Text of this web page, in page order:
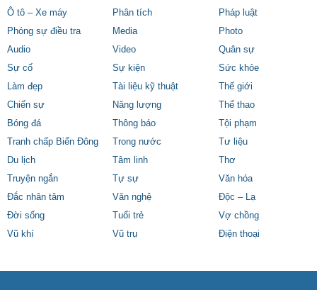
Ô tô – Xe máy
Phân tích
Pháp luật
Phóng sự điều tra
Media
Photo
Audio
Video
Quân sự
Sự cố
Sự kiện
Sức khỏe
Làm đẹp
Tài liệu kỹ thuật
Thế giới
Chiến sự
Năng lượng
Thể thao
Bóng đá
Thông báo
Tội phạm
Tranh chấp Biển Đông
Trong nước
Tư liệu
Du lịch
Tâm linh
Thơ
Truyện ngắn
Tự sự
Văn hóa
Đắc nhân tâm
Văn nghệ
Độc – Lạ
Đời sống
Tuổi trẻ
Vợ chồng
Vũ khí
Vũ trụ Điện thoại